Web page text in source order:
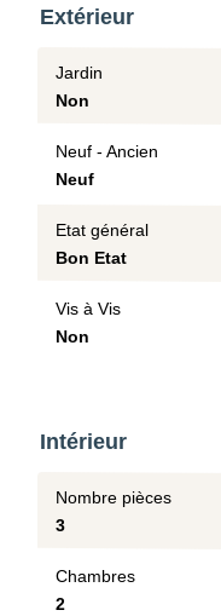
Extérieur
Jardin
Non
Neuf - Ancien
Neuf
Etat général
Bon Etat
Vis à Vis
Non
Intérieur
Nombre pièces
3
Chambres
2